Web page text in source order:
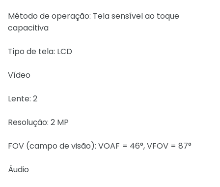
Método de operação: Tela sensível ao toque
capacitiva
Tipo de tela: LCD
Vídeo
Lente: 2
Resolução: 2 MP
FOV (campo de visão): VOAF = 46°, VFOV = 87°
Áudio